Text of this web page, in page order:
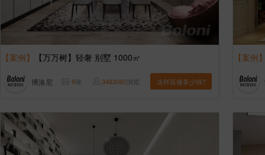
【案例】 【万万树】轻奢 别墅 1000㎡
博洛尼 9张 3483060浏览 这样装修多少钱?
【案例